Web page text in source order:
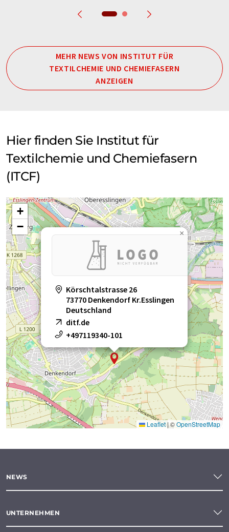
MEHR NEWS VON INSTITUT FÜR
TEXTILCHEMIE UND CHEMIEFASERN
ANZEIGEN
Hier finden Sie Institut für
Textilchemie und Chemiefasern
(ITCF)
Körschtalstrasse 26
73770 Denkendorf Kr.Esslingen
Deutschland
ditf.de
+497119340-101
×
+
−
Leaflet|©OpenStreetMap
NEWS
UNTERNEHMEN